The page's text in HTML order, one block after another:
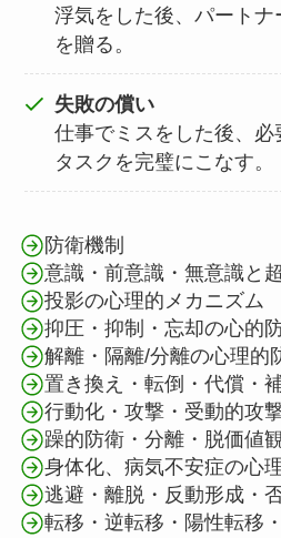
浮気をした後、パートナ
を贈る。
失敗の償い
仕事でミスをした後、
タスクを完璧にこなす。
防衛機制
意識・前意識・無意識と
投影の心理的メカニズム
抑圧・抑制・忘却の心的
解離・隔離/分離の心理的
置き換え・転倒・代償・
行動化・攻撃・受動的攻
躁的防衛・分離・脱価値
身体化、病気不安症の心
逃避・離脱・反動形成・
転移・逆転移・陽性転移